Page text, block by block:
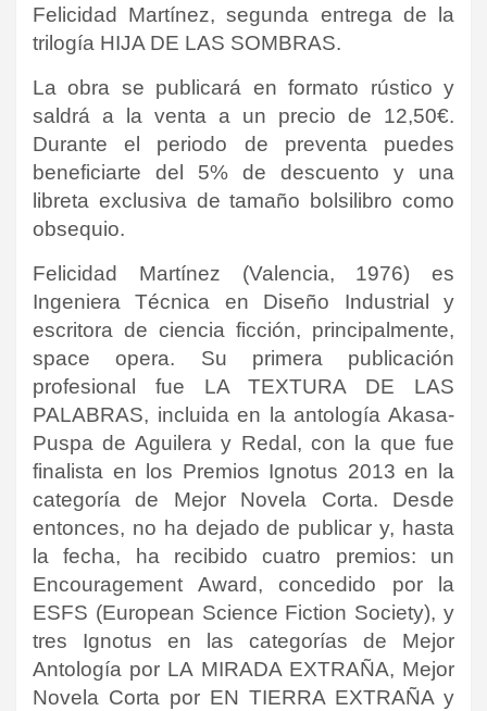
Felicidad Martínez, segunda entrega de la
trilogía HIJA DE LAS SOMBRAS.
La obra se publicará en formato rústico y
saldrá a la venta a un precio de 12,50€.
Durante el periodo de preventa puedes
beneficiarte del 5% de descuento y una
libreta exclusiva de tamaño bolsilibro como
obsequio.
Felicidad Martínez (Valencia, 1976) es
Ingeniera Técnica en Diseño Industrial y
escritora de ciencia ficción, principalmente,
space opera. Su primera publicación
profesional fue LA TEXTURA DE LAS
PALABRAS, incluida en la antología Akasa-
Puspa de Aguilera y Redal, con la que fue
finalista en los Premios Ignotus 2013 en la
categoría de Mejor Novela Corta. Desde
entonces, no ha dejado de publicar y, hasta
la fecha, ha recibido cuatro premios: un
Encouragement Award, concedido por la
ESFS (European Science Fiction Society), y
tres Ignotus en las categorías de Mejor
Antología por LA MIRADA EXTRAÑA, Mejor
Novela Corta por EN TIERRA EXTRAÑA y